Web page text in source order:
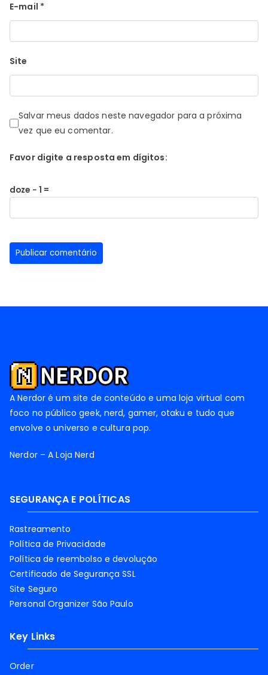
E-mail *
Site
Salvar meus dados neste navegador para a próxima
vez que eu comentar.
Favor digite a resposta em dígitos:
doze − 1 =
A Nerdor é um site de conteúdo e uma loja virtual com
foco no público geek, nerd, gamer, otaku e tudo que
envolve o universo e cultura pop.
Nerdor – A Loja Nerd
SEGURANÇA E POLÍTICAS
Rastreamento
Política de Privacidade
Política de reembolso e devolução
Certificado de Segurança SSL
Site Seguro
Personal Organizer São Paulo
Key Links
Order